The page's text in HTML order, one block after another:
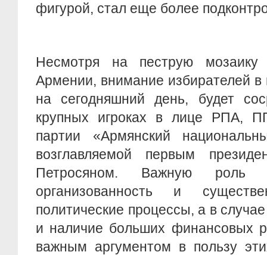
фигурой, стал еще более
Несмотря на пеструю мозаику
Армении, внимание избирателей
на сегодняшний день, будет
крупных игроках в лице РПА,
партии «Армянский
возглавляемой первым
Петросяном. Важную
организованность и
политические процессы, а в
и наличие больших финансовых
важным аргументом в пользу